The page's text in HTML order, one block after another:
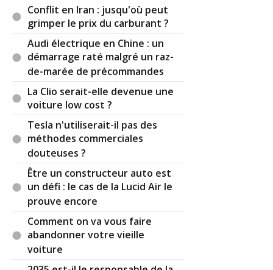
Conflit en Iran : jusqu'où peut
grimper le prix du carburant ?
Audi électrique en Chine : un
démarrage raté malgré un raz-
de-marée de précommandes
La Clio serait-elle devenue une
voiture low cost ?
Tesla n'utiliserait-il pas des
méthodes commerciales
douteuses ?
Être un constructeur auto est
un défi : le cas de la Lucid Air le
prouve encore
Comment on va vous faire
abandonner votre vieille
voiture